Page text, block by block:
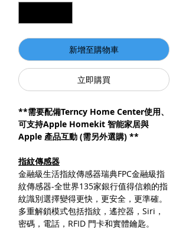
新增至購物車
立即購買
**需要配備Terncy Home Center使用、
可支持Apple Homekit 智能家居與
Apple 產品互動 (需另外選購) **
指紋傳感器
金融級生活指紋傳感器瑞典FPC金融級指
紋傳感器-全世界135家銀行值得信賴的指
紋識別選擇變得更快，更安全，更準確。
多重解鎖模式包括指紋，遙控器，Siri，
密碼，電話，RFID 門卡和實體鑰匙。